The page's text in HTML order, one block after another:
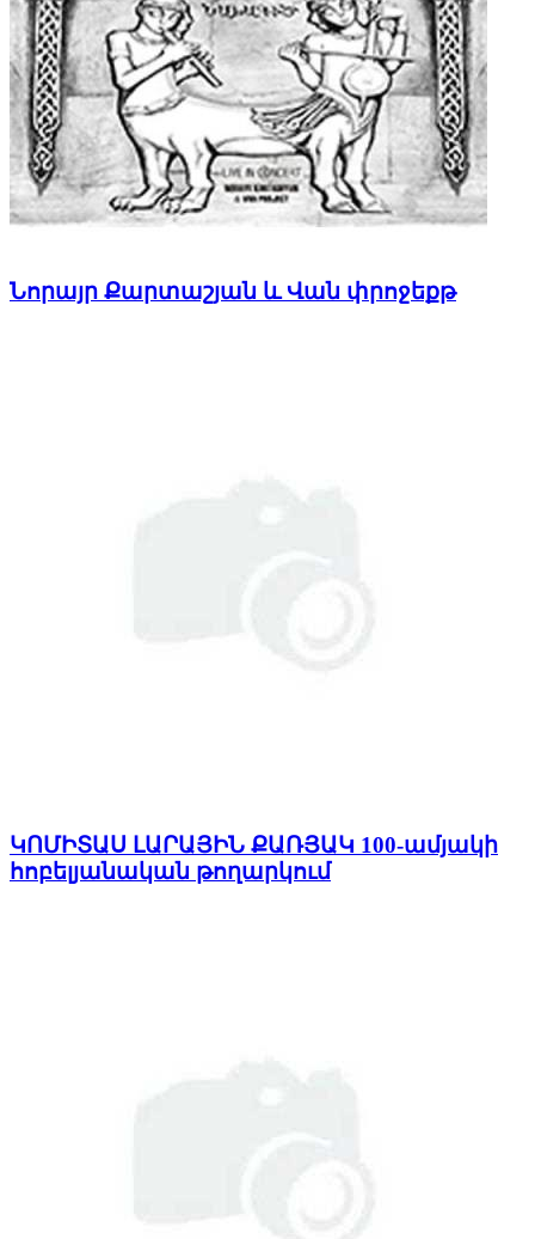
Նորայր Քարտաշյան և Վան փրոջեքթ
ԿՈՄԻՏԱՍ ԼԱՐԱՅԻՆ ՔԱՌՅԱԿ 100-ամյակի
հոբելյանական թողարկում